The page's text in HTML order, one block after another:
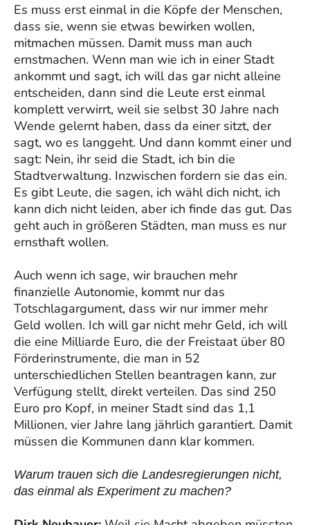
Es muss erst einmal in die Köpfe der Menschen,
dass sie, wenn sie etwas bewirken wollen,
mitmachen müssen. Damit muss man auch
ernstmachen. Wenn man wie ich in einer Stadt
ankommt und sagt, ich will das gar nicht alleine
entscheiden, dann sind die Leute erst einmal
komplett verwirrt, weil sie selbst 30 Jahre nach
Wende gelernt haben, dass da einer sitzt, der
sagt, wo es langgeht. Und dann kommt einer und
sagt: Nein, ihr seid die Stadt, ich bin die
Stadtverwaltung. Inzwischen fordern sie das ein.
Es gibt Leute, die sagen, ich wähl dich nicht, ich
kann dich nicht leiden, aber ich finde das gut. Das
geht auch in größeren Städten, man muss es nur
ernsthaft wollen.
Auch wenn ich sage, wir brauchen mehr
finanzielle Autonomie, kommt nur das
Totschlagargument, dass wir nur immer mehr
Geld wollen. Ich will gar nicht mehr Geld, ich will
die eine Milliarde Euro, die der Freistaat über 80
Förderinstrumente, die man in 52
unterschiedlichen Stellen beantragen kann, zur
Verfügung stellt, direkt verteilen. Das sind 250
Euro pro Kopf, in meiner Stadt sind das 1,1
Millionen, vier Jahre lang jährlich garantiert. Damit
müssen die Kommunen dann klar kommen.
Warum trauen sich die Landesregierungen nicht,
das einmal als Experiment zu machen?